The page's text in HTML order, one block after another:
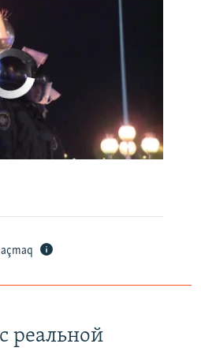
currently available
реальной
EMBED